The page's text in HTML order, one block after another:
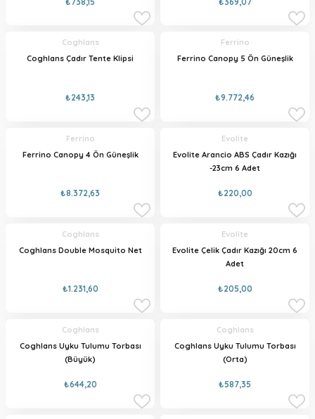
Coghlans
Coghlans Çadır Tente Klipsi
₺243,13
Ferrino
Ferrino Canopy 5 Ön Güneşlik
₺9.772,46
Ferrino
Ferrino Canopy 4 Ön Güneşlik
₺8.372,63
Evolite
Evolite Arancio ABS Çadır Kazığı
-23cm 6 Adet
₺220,00
Coghlans
Coghlans Double Mosquito Net
₺1.231,60
Evolite
Evolite Çelik Çadır Kazığı 20cm 6
Adet
₺205,00
Coghlans
Coghlans Uyku Tulumu Torbası
(Büyük)
₺644,20
Coghlans
Coghlans Uyku Tulumu Torbası
(Orta)
₺587,35